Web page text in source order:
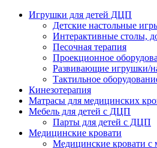
Игрушки для детей ДЦП
Детские настольные
Интерактивные столы,
Песочная терапия
Проекционное
Развивающие игрушки/
Тактильное
Кинезотерапия
Матрасы для медицинских
Мебель для детей с ДЦП
Парты для детей с ДЦП
Медицинские кровати
Медицинские кровати с